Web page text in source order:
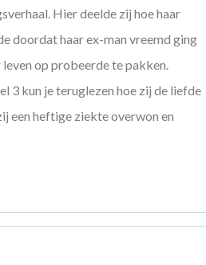
Hier deelde zij hoe haar
doordat haar ex-man vreemd ging
leven op probeerde te pakken.
3 kun je teruglezen hoe zij de liefde
een heftige ziekte overwon en